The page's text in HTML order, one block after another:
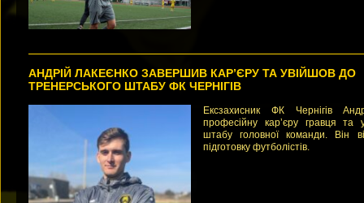
АНДРІЙ ЛАКЕЄНКО ЗАВЕРШИВ КАРʼЄРУ ТА УВІЙШОВ ДО
ТРЕНЕРСЬКОГО ШТАБУ ФК ЧЕРНІГІВ
Ексзахисник ФК Чернігів
професійну карʼєру гравця та
штабу головної команди. Він
підготовку футболістів.